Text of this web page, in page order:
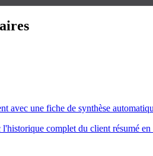
avec une fiche de synthèse
complet du client résumé en